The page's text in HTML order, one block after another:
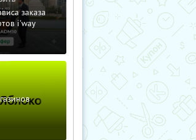
заказа
i'way